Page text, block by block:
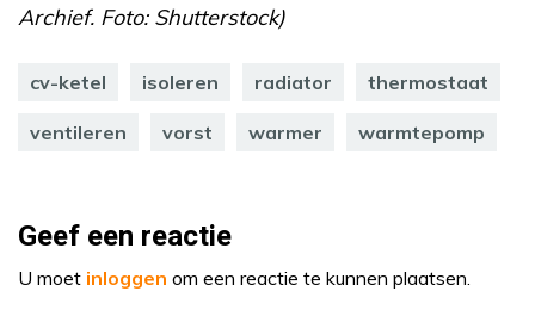
Archief. Foto: Shutterstock)
cv-ketel isoleren radiator thermostaat
ventileren vorst warmer warmtepomp
Geef een reactie
U moet inloggen om een reactie te kunnen plaatsen.